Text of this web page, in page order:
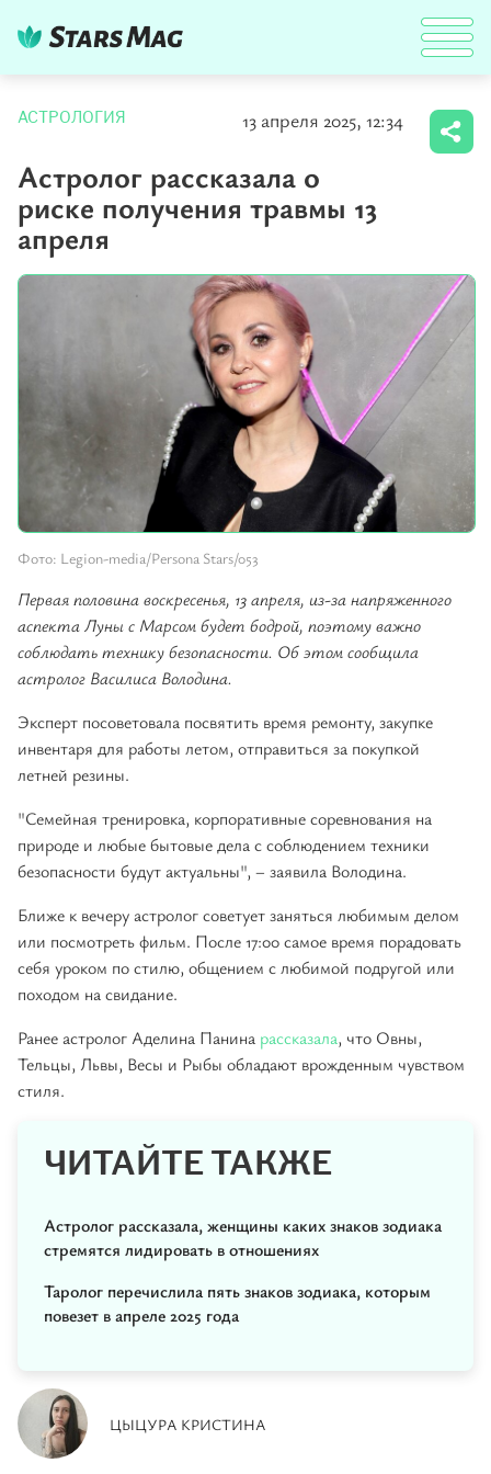
АСТРОЛОГИЯ 13 апреля 2025, 12:34
Астролог рассказала о
риске получения травмы 13
апреля
Фото: Legion-media/Persona Stars/053
Первая половина воскресенья, 13 апреля, из-за напряженного
аспекта Луны с Марсом будет бодрой, поэтому важно
соблюдать технику безопасности. Об этом сообщила
астролог Василиса Володина.
Эксперт посоветовала посвятить время ремонту, закупке
инвентаря для работы летом, отправиться за покупкой
летней резины.
"Семейная тренировка, корпоративные соревнования на
природе и любые бытовые дела с соблюдением техники
безопасности будут актуальны", – заявила Володина.
Ближе к вечеру астролог советует заняться любимым делом
или посмотреть фильм. После 17:00 самое время порадовать
себя уроком по стилю, общением с любимой подругой или
походом на свидание.
Ранее астролог Аделина Панина рассказала, что Овны,
Тельцы, Львы, Весы и Рыбы обладают врожденным чувством
стиля.
ЧИТАЙТЕ ТАКЖЕ
Астролог рассказала, женщины каких знаков зодиака
стремятся лидировать в отношениях
Таролог перечислила пять знаков зодиака, которым
повезет в апреле 2025 года
ЦЫЦУРА КРИСТИНА